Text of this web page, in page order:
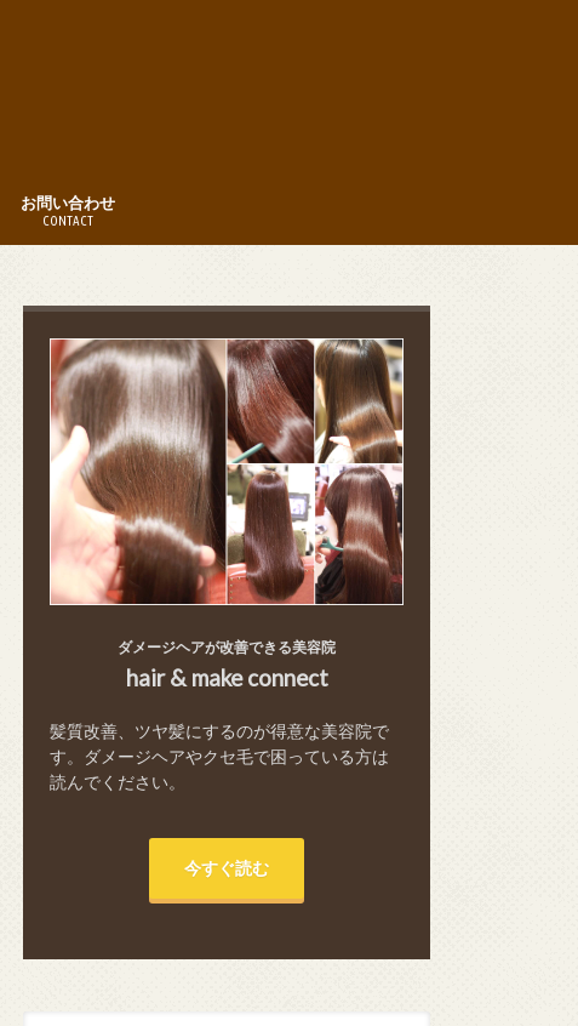
お問い合わせ
CONTACT
ダメージヘアが改善できる美容院
hair & make connect
髪質改善、ツヤ髪にするのが得意な美容院で
す。ダメージヘアやクセ毛で困っている方は
読んでください。
今すぐ読む